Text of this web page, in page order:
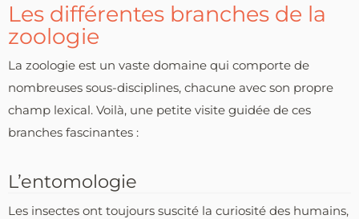
Les différentes branches de la
zoologie
La zoologie est un vaste domaine qui comporte de
nombreuses sous-disciplines, chacune avec son propre
champ lexical. Voilà, une petite visite guidée de ces
branches fascinantes :
L’entomologie
Les insectes ont toujours suscité la curiosité des humains,